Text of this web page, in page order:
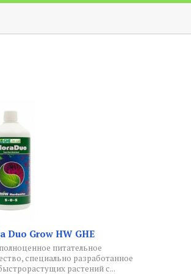
Duo Grow HW GHE
питательное
специально разработанное
растений с...